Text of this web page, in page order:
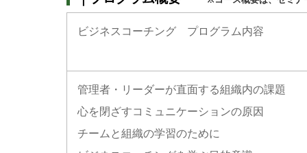
ビジネスコーチング プログラム内容
管理者・リーダーが直面する組織内の課題
心を閉ざすコミュニケーションの原因
チームと組織の学習のために